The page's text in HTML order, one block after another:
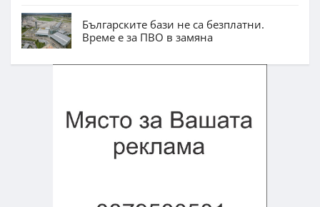
Българските бази не са безплатни.
Време е за ПВО в замяна